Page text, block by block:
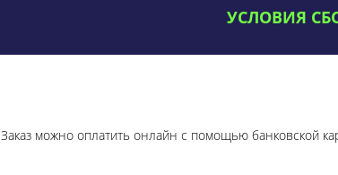
УСЛОВИЯ
Заказ можно оплатить онлайн с помощью банковской